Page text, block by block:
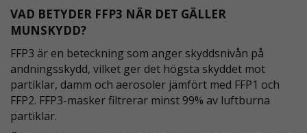
VAD BETYDER FFP3 NÄR DET GÄLLER
MUNSKYDD?
FFP3 är en beteckning som anger skyddsnivån på
andningsskydd, vilket ger det högsta skyddet mot
partiklar, damm och aerosoler jämfört med FFP1 och
FFP2. FFP3-masker filtrerar minst 99% av luftburna
partiklar.